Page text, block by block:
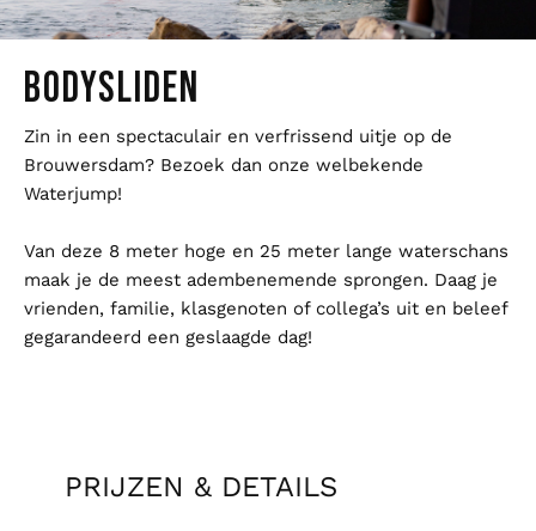
BODYSLIDEN
Zin in een spectaculair en verfrissend uitje op de
Brouwersdam? Bezoek dan onze welbekende
Waterjump!
Van deze 8 meter hoge en 25 meter lange waterschans
maak je de meest adembenemende sprongen. Daag je
vrienden, familie, klasgenoten of collega’s uit en beleef
gegarandeerd een geslaagde dag!
PRIJZEN & DETAILS